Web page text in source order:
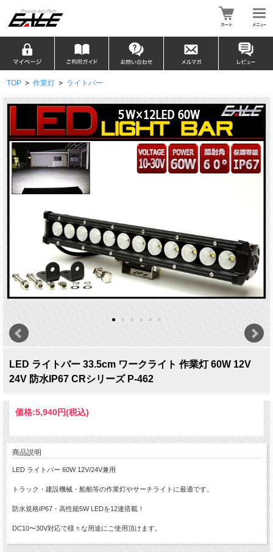
TOP > 作業灯 > ライトバー
LED ライトバー 33.5cm ワークライト 作業灯 60W 12V
24V 防水IP67 CRシリーズ P-462
価格:5,940円(税込)
商品説明
LED ライトバー 60W 12V/24V兼用
トラック・建設機械・船舶等の作業灯やサーチライトに最適です。
防水規格IP67・高性能5W LEDを12連搭載！
DC10〜30V対応で様々な用途にご使用頂けます。